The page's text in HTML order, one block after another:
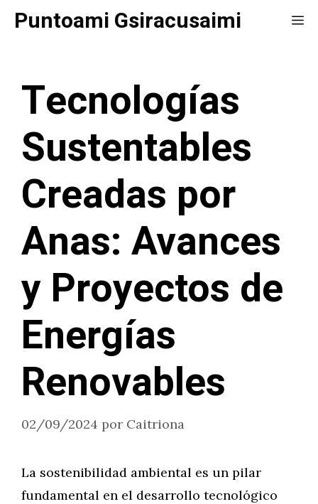
SaltarPuntoami Gsiracusaimi
Tecnologías
Sustentables
Creadas por
Anas: Avances
y Proyectos de
Energías
Renovables
02/09/2024 por Caitriona
La sostenibilidad ambiental es un pilar
fundamental en el desarrollo tecnológico